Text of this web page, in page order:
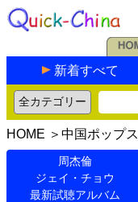
新着すべて
HOME ＞ 中国ポップス
周杰倫
ジェイ・チョウ
最新試聴アルバム